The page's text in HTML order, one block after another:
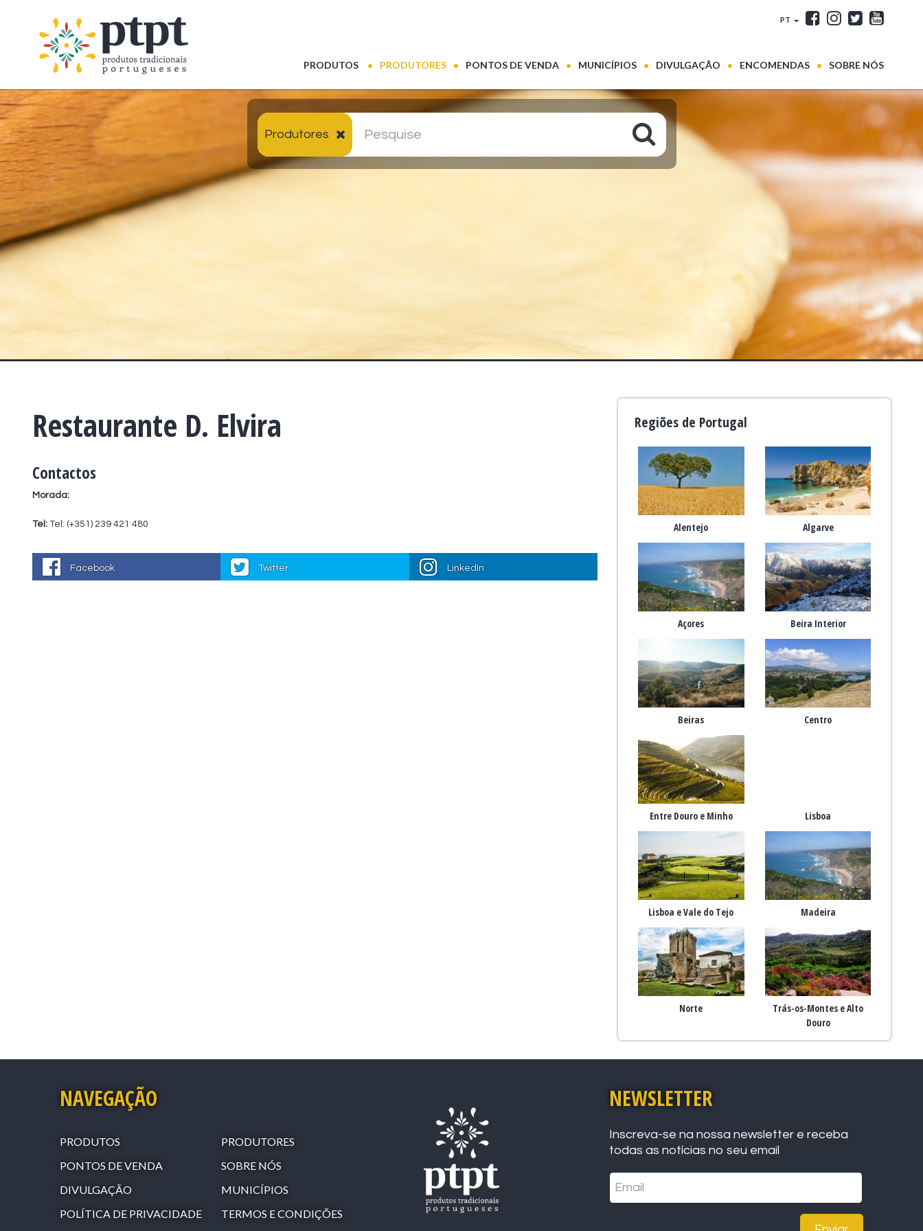
PT
PRODUTOS (CURRENT)
PRODUTORES PONTOS DE VENDA MUNICÍPIOS DIVULGAÇÃO ENCOMENDAS SOBRE NÓS
Produtores
Restaurante D. Elvira
Contactos
Morada:
Tel: Tel: (+351) 239 421 480
Facebook Twitter LinkedIn
Regiões de Portugal
Alentejo Algarve
Açores Beira Interior
Beiras Centro
Entre Douro e Minho Lisboa
Lisboa e Vale do Tejo Madeira
Norte
Trás-os-Montes e Alto
Douro
NAVEGAÇÃO
PRODUTOS
PRODUTORES
PONTOS DE VENDA
SOBRE NÓS
DIVULGAÇÃO
MUNICÍPIOS
POLÍTICA DE PRIVACIDADE
TERMOS E CONDIÇÕES
NEWSLETTER
Inscreva-se na nossa newsletter e receba
todas as notícias no seu email